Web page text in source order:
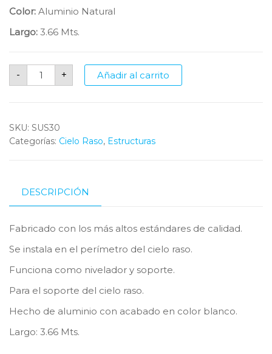
Color: Aluminio Natural
Largo: 3.66 Mts.
-
Angulo
Para
Cielo
Natural
De
3.66
+ Añadir al carrito
SKU: SUS30
Categorías: Cielo Raso, Estructuras
DESCRIPCIÓN
Fabricado con los más altos estándares de calidad.
Se instala en el perímetro del cielo raso.
Funciona como nivelador y soporte.
Para el soporte del cielo raso.
Hecho de aluminio con acabado en color blanco.
Largo: 3.66 Mts.